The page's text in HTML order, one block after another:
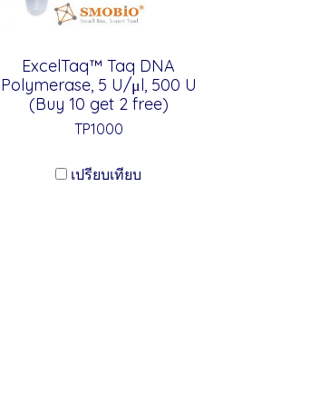
ExcelTaq™ Taq DNA
Polymerase, 5 U/μl, 500 U
(Buy 10 get 2 free)
TP1000
เปรียบเทียบ